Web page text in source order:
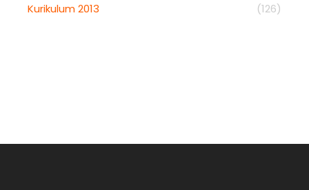
Kurikulum 2013 (126)